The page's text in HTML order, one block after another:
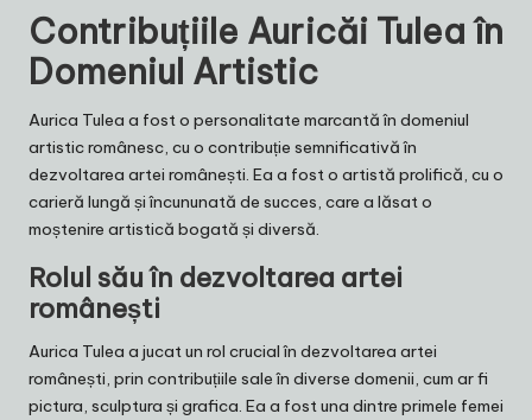
Contribuțiile Auricăi Tulea în
Domeniul Artistic
Aurica Tulea a fost o personalitate marcantă în domeniul
artistic românesc, cu o contribuție semnificativă în
dezvoltarea artei românești. Ea a fost o artistă prolifică, cu o
carieră lungă și încununată de succes, care a lăsat o
moștenire artistică bogată și diversă.
Rolul său în dezvoltarea artei
românești
Aurica Tulea a jucat un rol crucial în dezvoltarea artei
românești, prin contribuțiile sale în diverse domenii, cum ar fi
pictura, sculptura și grafica. Ea a fost una dintre primele femei